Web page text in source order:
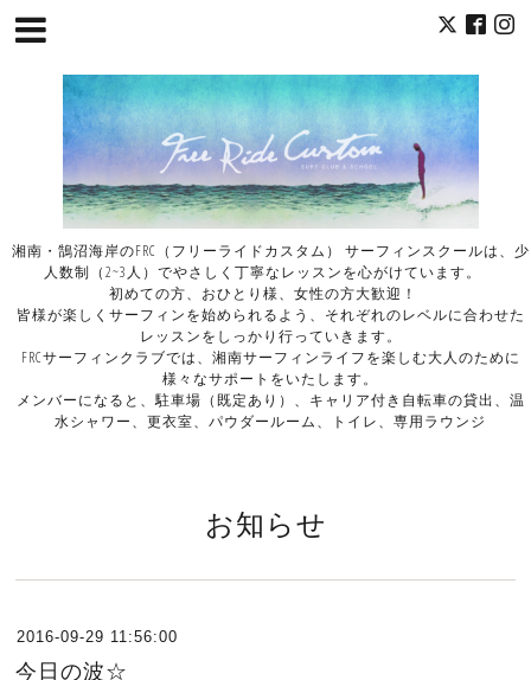
湘南・鵠沼海岸のFRC（フリーライドカスタム） サーフィンスクールは、少
人数制（2~3人）でやさしく丁寧なレッスンを心がけています。
初めての方、おひとり様、女性の方大歓迎！
皆様が楽しくサーフィンを始められるよう、それぞれのレベルに合わせた
レッスンをしっかり行っていきます。
FRCサーフィンクラブでは、湘南サーフィンライフを楽しむ大人のために
様々なサポートをいたします。
メンバーになると、駐車場（既定あり）、キャリア付き自転車の貸出、温
水シャワー、更衣室、パウダールーム、トイレ、専用ラウンジ
お知らせ
2016-09-29 11:56:00
今日の波☆